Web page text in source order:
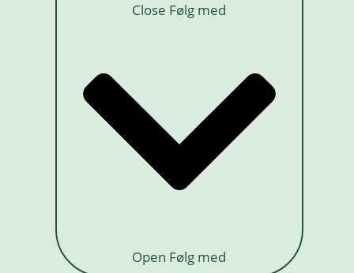
Close Følg med
Open Følg med